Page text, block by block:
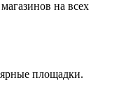
на всех
площадки.